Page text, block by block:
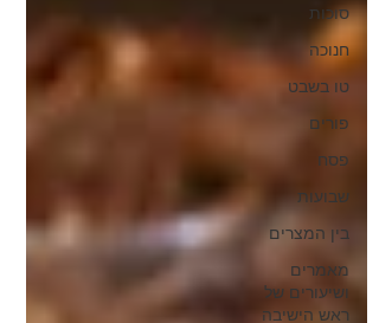
סוכות
חנוכה
טו בשבט
פורים
פסח
שבועות
בין המצרים
מאמרים
ושיעורים של
ראש הישיבה